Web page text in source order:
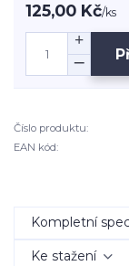
125,00 Kč/ks
Číslo produktu:
EAN kód:
Kompletní
Ke stažení